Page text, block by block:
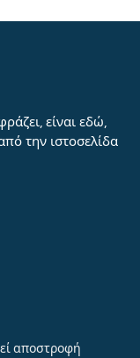
είναι εδώ,
την ιστοσελίδα
αποστροφή